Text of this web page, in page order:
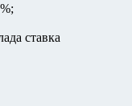
ставка